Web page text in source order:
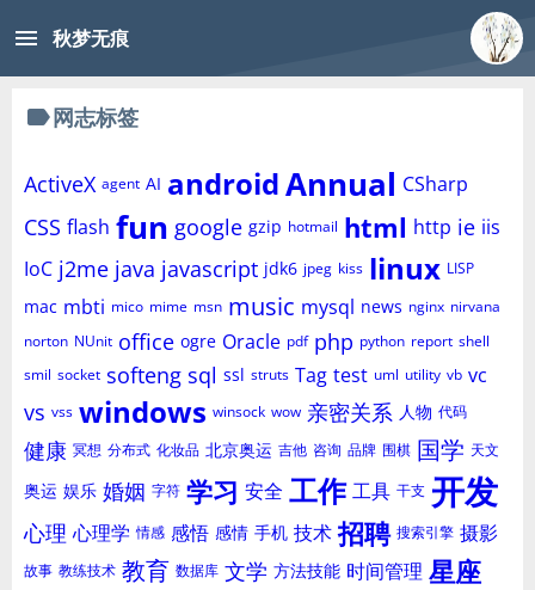
menu 秋梦无痕
label网志标签
ActiveX agent AI androidAnnual CSharp
CSS flash fun google gzip hotmail html http ie iis
IoC j2me java javascript jdk6 jpeg kiss linux LISP
mac mbti mico mime msn music mysql news nginx nirvana
norton NUnit office ogre Oracle pdf php python report shell
smil socket softeng sql ssl struts Tag test uml utility vb vc
vs vss windows winsock wow 亲密关系 人物 代码
健康 冥想 分布式 化妆品 北京奥运 吉他 咨询 品牌 围棋 国学 天文
奥运 娱乐 婚姻 字符 学习 安全 工作 工具 干支 开发
心理 心理学 情感 感悟 感情 手机 技术 招聘 搜索引擎 摄影
故事 教练技术 教育 数据库 文学 方法技能 时间管理 星座